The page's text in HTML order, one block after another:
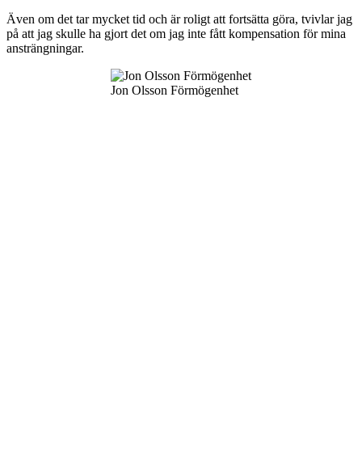
Även om det tar mycket tid och är roligt att fortsätta göra, tvivlar jag
på att jag skulle ha gjort det om jag inte fått kompensation för mina
ansträngningar.
Jon Olsson Förmögenhet